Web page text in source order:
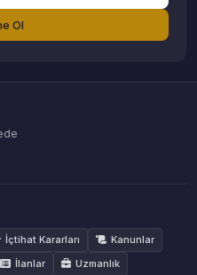
Ol
İçtihat Kararları
Kanunlar
İlanlar
Uzmanlık